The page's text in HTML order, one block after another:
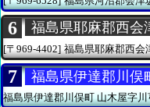
6 福島県耶麻郡西会
[〒969-4402] 福島県耶麻郡西会
7 福島県伊達郡川俣
福島県伊達郡川俣町山木屋字川